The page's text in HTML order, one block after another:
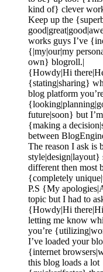
kind of} clever
Keep up the
works guys I’ve
{|my|our|my
own} blogroll.|
{Howdy|Hi
{stating|sharing}
blog platform
future|soon} but
{making a
between
The reason I ask is
style|design|layout}
different then most
{completely
P.S {My
topic but I had to
{Howdy|Hi
letting me know
you’re
I’ve loaded your
{internet
this blog loads a lot